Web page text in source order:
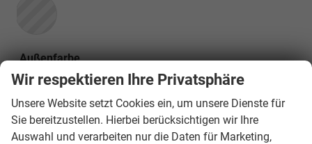
Außenfarbe
Carbonized Gray/Asher Gray
Innenausstattung
auf Anfrage
Wir respektieren Ihre Privatsphäre
Unsere Website setzt Cookies ein, um unsere Dienste für
Sie bereitzustellen. Hierbei berücksichtigen wir Ihre
Auswahl und verarbeiten nur die Daten für Marketing,